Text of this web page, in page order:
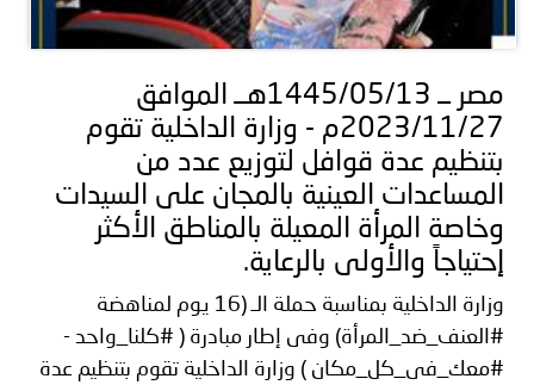
مصر ــ 1445/05/13هــ الموافق
2023/11/27م - وزارة الداخلية تقوم
بتنظيم عدة قوافل لتوزيع عدد من
المساعدات العينية بالمجان على السيدات
وخاصة المرأة المعيلة بالمناطق الأكثر
إحتياجاً والأولى بالرعاية.
وزارة الداخلية بمناسبة حملة الـ (16 يوم لمناهضة
#العنف_ضد_المرأة) وفى إطار مبادرة ( #كلنا_واحد -
#معك_فى_كل_مكان ) وزارة الداخلية تقوم بتنظيم عدة